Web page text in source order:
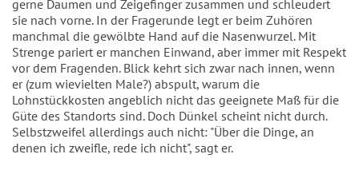
gerne Daumen und Zeigefinger zusammen und schleudert
sie nach vorne. In der Fragerunde legt er beim Zuhören
manchmal die gewölbte Hand auf die Nasenwurzel. Mit
Strenge pariert er manchen Einwand, aber immer mit Respekt
vor dem Fragenden. Blick kehrt sich zwar nach innen, wenn
er (zum wievielten Male?) abspult, warum die
Lohnstückkosten angeblich nicht das geeignete Maß für die
Güte des Standorts sind. Doch Dünkel scheint nicht durch.
Selbstzweifel allerdings auch nicht: "Über die Dinge, an
denen ich zweifle, rede ich nicht", sagt er.